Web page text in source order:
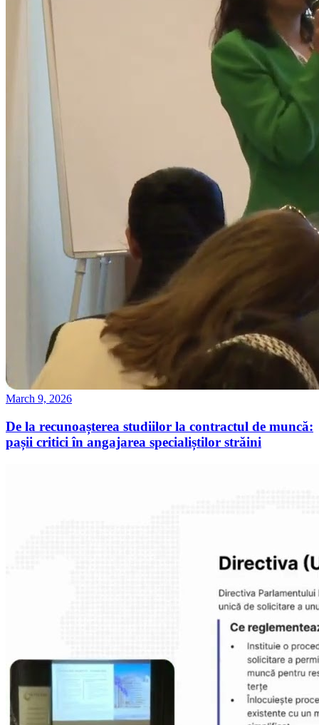
March 9, 2026
De la recunoașterea studiilor la contractul de muncă:
pașii critici în angajarea specialiștilor străini